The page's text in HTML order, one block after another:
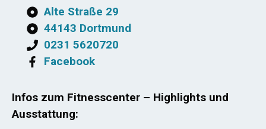
Alte Straße 29
44143 Dortmund
0231 5620720
Facebook
Infos zum Fitnesscenter – Highlights und
Ausstattung: